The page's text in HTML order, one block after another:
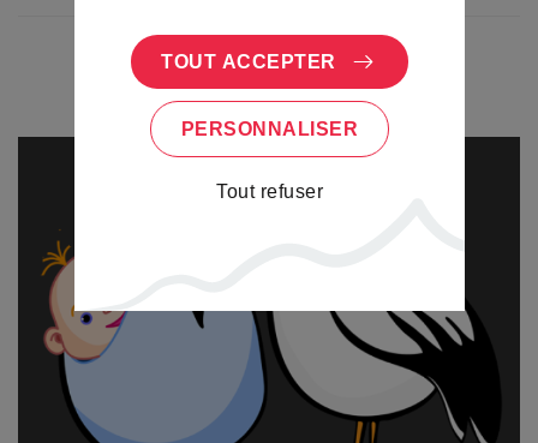
TOUT ACCEPTER
PERSONNALISER
Tout refuser